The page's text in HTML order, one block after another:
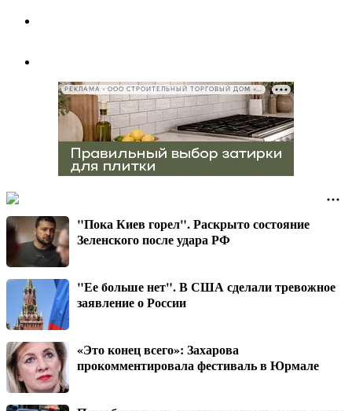
РЕКЛАМА • ООО СТРОИТЕЛЬНЫЙ ТОРГОВЫЙ ДОМ «ПЕТРОВИЧ», ИНН 7802348846
"Пока Киев горел". Раскрыто состояние
Зеленского после удара РФ
"Ее больше нет". В США сделали тревожное
заявление о России
«Это конец всего»: Захарова
прокомментировала фестиваль в Юрмале